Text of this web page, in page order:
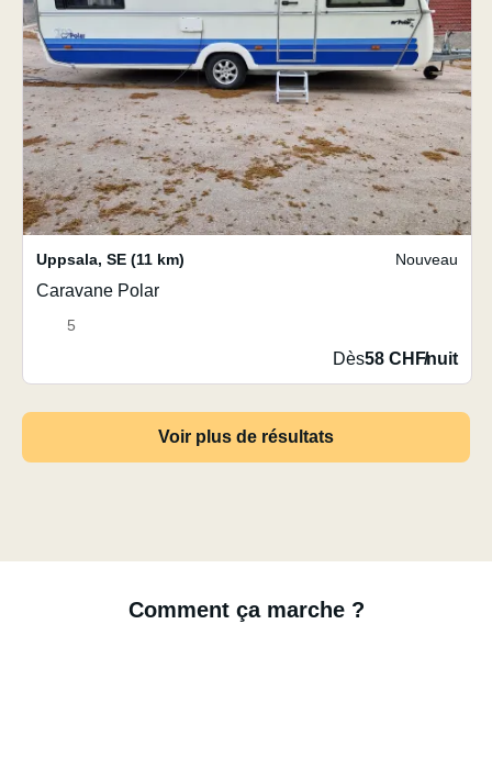
Uppsala, SE (11 km) Nouveau
Caravane Polar
5
Dès58 CHF/nuit
Voir plus de résultats
Comment ça marche ?